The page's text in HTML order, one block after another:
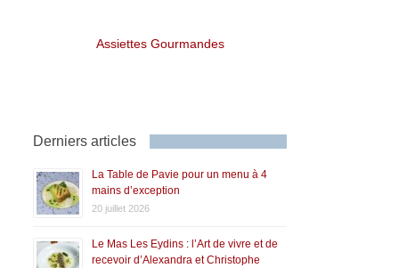
Assiettes Gourmandes
Derniers articles
La Table de Pavie pour un menu à 4
mains d’exception
20 juillet 2026
Le Mas Les Eydins : l’Art de vivre et de
recevoir d’Alexandra et Christophe